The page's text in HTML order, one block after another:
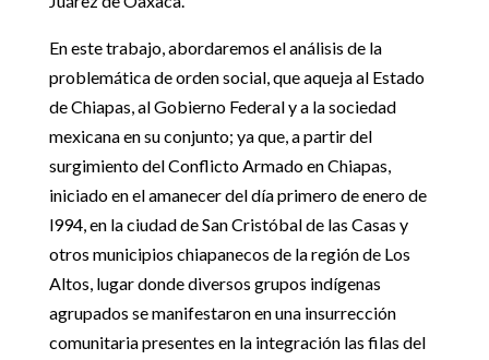
En este trabajo, abordaremos el análisis de la
problemática de orden social, que aqueja al Estado
de Chiapas, al Gobierno Federal y a la sociedad
mexicana en su conjunto; ya que, a partir del
surgimiento del Conflicto Armado en Chiapas,
iniciado en el amanecer del día primero de enero de
l994, en la ciudad de San Cristóbal de las Casas y
otros municipios chiapanecos de la región de Los
Altos, lugar donde diversos grupos indígenas
agrupados se manifestaron en una insurrección
comunitaria presentes en la integración las filas del